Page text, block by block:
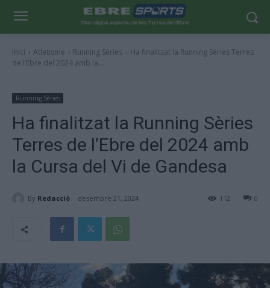
Inici Atletisme Running Sèries
Ha finalitzat la Running Sèries Terres
de l’Ebre del 2024 amb la...
Running Sèries
Ha finalitzat la Running Sèries
Terres de l’Ebre del 2024 amb
la Cursa del Vi de Gandesa
By Redacció desembre 21, 2024 0
112